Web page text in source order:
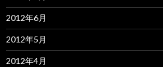
2012年6月
2012年5月
2012年4月